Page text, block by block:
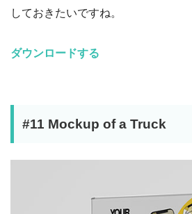
しておきたいですね。
ダウンロードする
#11 Mockup of a Truck